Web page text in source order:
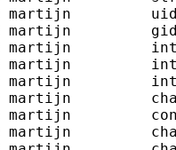
martijn
martijn
martijn
martijn
martijn
martijn
martijn
martijn